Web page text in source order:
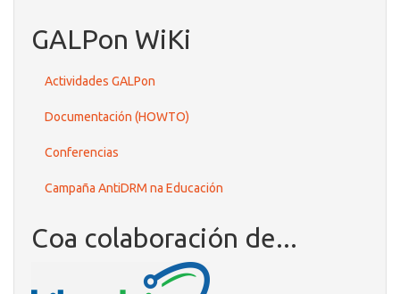
GALPon WiKi
Actividades GALPon
Documentación (HOWTO)
Conferencias
Campaña AntiDRM na Educación
Coa colaboración de...